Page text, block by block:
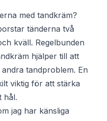
med tandkräm?
tänderna två
kväll. Regelbunden
hjälper till att
tandproblem. En
viktig för att stärka
hål.
jag har känsliga